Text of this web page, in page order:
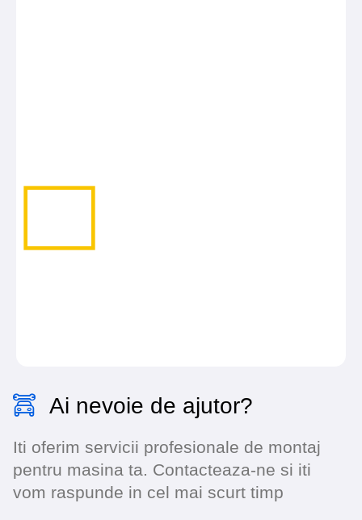
Ai nevoie de ajutor?
Iti oferim servicii profesionale de montaj
pentru masina ta. Contacteaza-ne si iti
vom raspunde in cel mai scurt timp